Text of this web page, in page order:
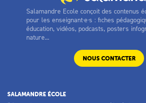
Salamandre Ecole conçoit des contenus
pour les enseignant·e·s : fiches
éducation, vidéos, podcasts, posters
nature...
NOUS CONTACTER
SALAMANDRE ÉCOLE